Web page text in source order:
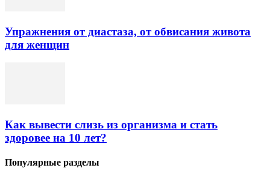
Упражнения от диастаза, от обвисания живота
для женщин
Как вывести слизь из организма и стать
здоровее на 10 лет?
Популярные разделы